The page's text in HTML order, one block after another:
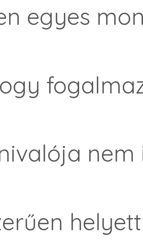
egyes
nem